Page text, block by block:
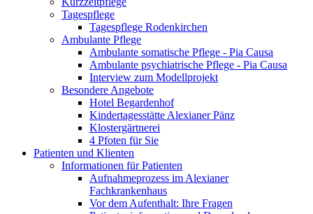
Tagespflege
Tagespflege Rodenkirchen
Ambulante Pflege
Ambulante somatische Pflege - Pia Causa
Ambulante psychiatrische Pflege - Pia Causa
Interview zum Modellprojekt
Besondere Angebote
Hotel Begardenhof
Kindertagesstätte Alexianer Pänz
Klostergärtnerei
4 Pfoten für Sie
Patienten und Klienten
Informationen für Patienten
Aufnahmeprozess im Alexianer
Fachkrankenhaus
Vor dem Aufenthalt: Ihre Fragen